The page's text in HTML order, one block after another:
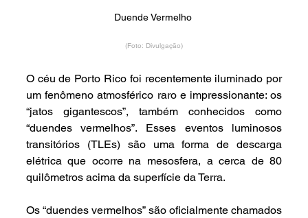
Duende Vermelho
(Foto: Divulgação)
O céu de Porto Rico foi recentemente iluminado por
um fenômeno atmosférico raro e impressionante: os
“jatos gigantescos”, também conhecidos como
“duendes vermelhos”. Esses eventos luminosos
transitórios (TLEs) são uma forma de descarga
elétrica que ocorre na mesosfera, a cerca de 80
quilômetros acima da superfície da Terra.
Os “duendes vermelhos” são oficialmente chamados